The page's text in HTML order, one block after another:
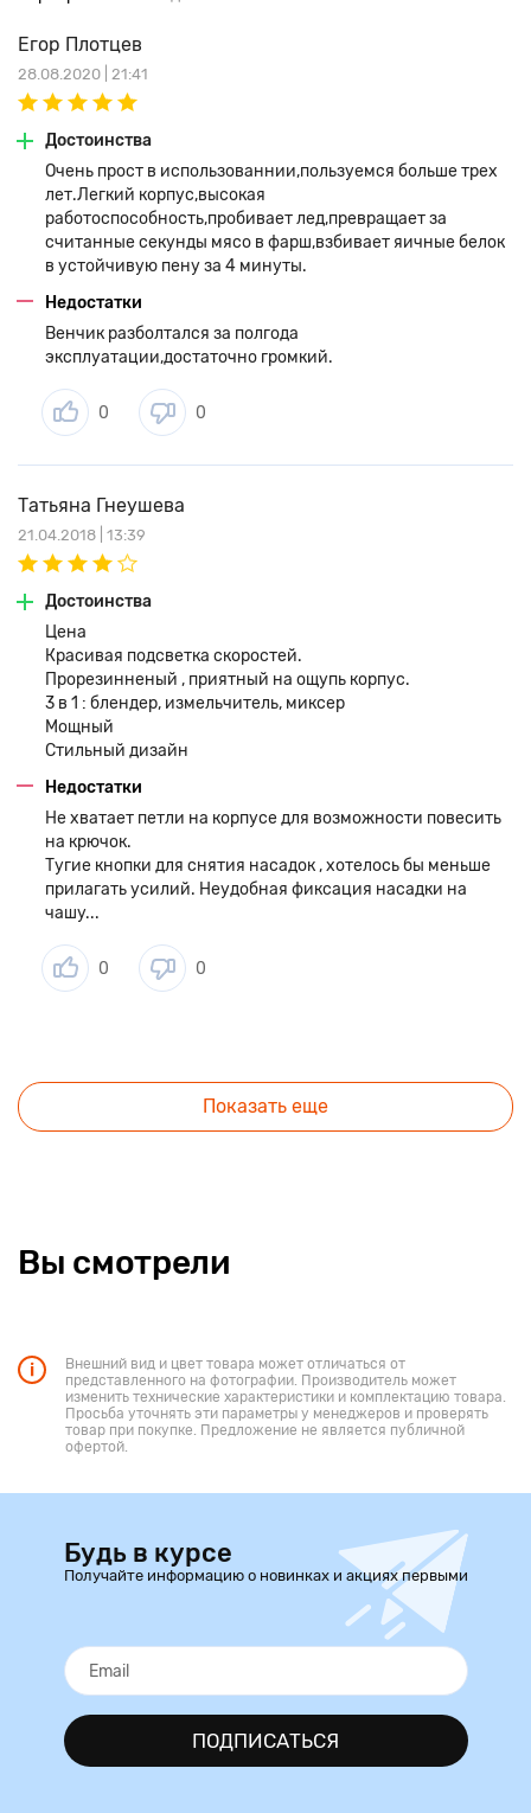
Егор Плотцев
28.08.2020 | 21:41
Достоинства
Очень прост в использованнии,пользуемся больше трех
лет.Легкий корпус,высокая
работоспособность,пробивает лед,превращает за
считанные секунды мясо в фарш,взбивает яичные белок
в устойчивую пену за 4 минуты.
Недостатки
Венчик разболтался за полгода
эксплуатации,достаточно громкий.
0 0
Татьяна Гнеушева
21.04.2018 | 13:39
Достоинства
Цена
Красивая подсветка скоростей.
Прорезинненый , приятный на ощупь корпус.
3 в 1 : блендер, измельчитель, миксер
Мощный
Стильный дизайн
Недостатки
Не хватает петли на корпусе для возможности повесить
на крючок.
Тугие кнопки для снятия насадок , хотелось бы меньше
прилагать усилий. Неудобная фиксация насадки на
чашу...
0 0
Показать еще
Вы смотрели
Внешний вид и цвет товара может отличаться от
представленного на фотографии. Производитель может
изменить технические характеристики и комплектацию товара.
Просьба уточнять эти параметры у менеджеров и проверять
товар при покупке. Предложение не является публичной
офертой.
Будь в курсе
Получайте информацию о новинках и акциях первыми
ПОДПИСАТЬСЯ